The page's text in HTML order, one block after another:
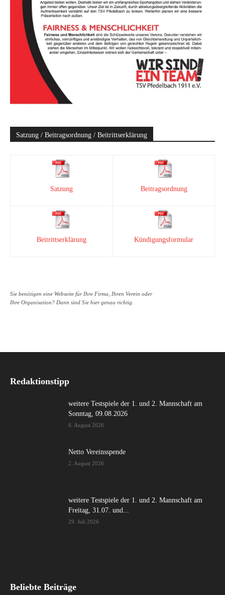
Satzung / Beitragsordnung / Beitrittserklärung
Satzung Beitragsordnung
Beitrittserklärung Kündigungsformular
Sie benötigen eine Webseite für Ihre Firma, Ihren Verein oder
Ihre Organisation? Dann sind Sie hier genau richtig.
Redaktionstipp
weitere Testspiele der 1. und 2. Mannschaft am
Sonntag, 09.08.2026
6. August 2026
Netto Vereinsspende
2. August 2026
weitere Testspiele der 1. und 2. Mannschaft am
Freitag, 31.07. und...
29. Juli 2026
Beliebte Beiträge